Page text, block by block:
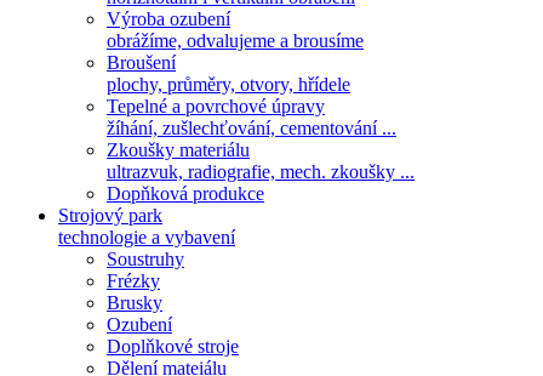
Výroba ozubení
obrážíme, odvalujeme a brousíme
Broušení
plochy, průměry, otvory, hřídele
Tepelné a povrchové úpravy
žíhání, zušlechťování, cementování ...
Zkoušky materiálu
ultrazvuk, radiografie, mech. zkoušky ...
Dopňková produkce
Strojový park
technologie a vybavení
Soustruhy
Frézky
Brusky
Ozubení
Doplňkové stroje
Dělení mateiálu